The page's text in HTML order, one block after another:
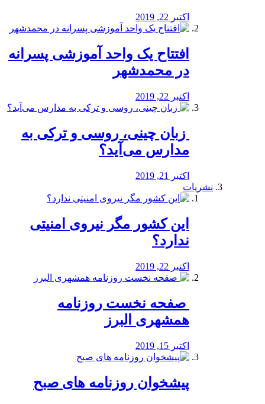
اکتبر 22, 2019
افتتاح یک واحد آموزشی پسرانه
در محمدشهر
اکتبر 22, 2019
️ زبان چینی، روسی و ترکی به
مدارس می‌آید؟
اکتبر 21, 2019
نشریات
این کشور مگر نیروی امنیتی
ندارد؟
اکتبر 22, 2019
️ صفحه نخست روزنامه‌
همشهری البرز
اکتبر 15, 2019
پیشخوان روزنامه های صبح